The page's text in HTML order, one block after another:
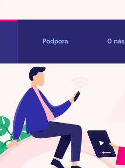
Podpora O nás